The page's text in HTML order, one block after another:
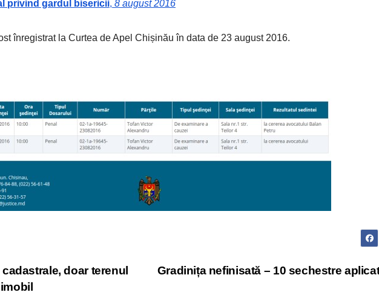
privind gardul bisericii, 8 august 2016
înregistrat la Curtea de Apel Chișinău în data de 23 august 2016.
Gradinița nefinisată – 10 sechestre
doar terenul